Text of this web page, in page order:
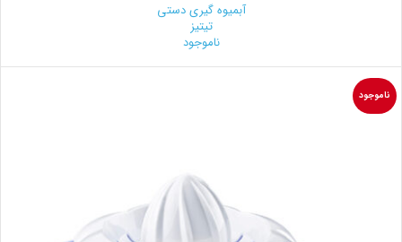
آبمیوه گیری دستی
تیتیز
ناموجود
ناموجود